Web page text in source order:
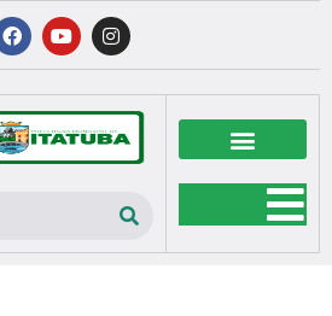
F
a
c
b
o
o
k
Y
o
u
u
b
e
I
n
s
a
g
r
a